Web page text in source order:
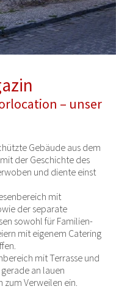
– unser
Gebäude aus dem
der Geschichte des
und diente einst
mit
der separate
sowohl für Familien-
mit eigenem Catering
mit Terrasse und
an lauen
Verweilen ein.